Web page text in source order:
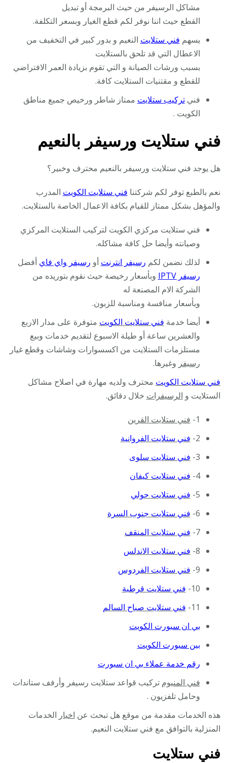
مشاكل الرسيفر من حيث البرمجة أو تبديل
القطع حيث اننا نوفر لكم قطع الغيار وبسعر التكلفة.
يسهم فني ستلايت النعيم و بدور كبير في التخفيف من
الاعطال التي قد تلحق بالستلايت
بسبب ورشات الصيانة و التي تقوم بزيادة العمر الافتراضي
للقطع و مقتنيات الستلايت كافة.
فنيتركيب ستلايت ممتاز شاطر ورخيص جميع مناطق
الكويت .
فني ستلايت ورسيفر بالنعيم
هل يوجد فني ستلايت ورسيفر بالنعيم محترف وخبير؟
نعم بالطبع توفر لكم شركتنا فني ستلايت الكويت المدرب
والمؤهل بشكل ممتاز للقيام بكافة الاعمال الخاصة بالستلايت.
فني ستلايت مركزي الكويت لتركيب الستلايت المركزي
وصيانته وأيضا حل كافة مشاكله.
لذلك نضمن لكم رسيفر انترنت أو رسيفر واي فاي أفضل
رسيفر IPTV
وبأسعار رخيصة حيث نقوم بتوريده من
الشركة الام المصنعة له
وبأسعار منافسة ومناسبة للزبون.
أيضا خدمة فني ستلايت الكويت متوفرة على مدار الاربع
والعشرين ساعة أو طيلة الاسبوع لتقديم خدمات وبيع
مستلزمات الستلايت من اكسسوارات وشاشات وقطع غيار
رسيفر وغيرها.
فني ستلايت الكويت محترف ولديه مهارة في اصلاح مشاكل
الستلايت و الرسيفرات خلال دقائق.
1- فني ستلايت القرين
2- فني ستلايت الفروانية
3- فني ستلايت سلوى
4- فني ستلايت كيفان
5- فني ستلايت حولي
6- فني ستلايت جنوب السرة
7- فني ستلايت المنقف
8- فني ستلايت الاندلس
9- فني ستلايت الفردوس
10- فني ستلايت قرطبة
11- فني ستلايت صباح السالم
بي ان سبورت الكويت
بين سبورت الكويت
رقم خدمة عملاء بي ان سبورت
فني المنيوم تركيب قواعد ستلايت رسيفر وأرفف ستاندات
وحامل تلفزيون .
هذه الخدمات مقدمة من موقع هل تبحث عن اخبار الخدمات
المنزلية بالتوافق مع فني ستلايت النعيم.
فني ستلايت